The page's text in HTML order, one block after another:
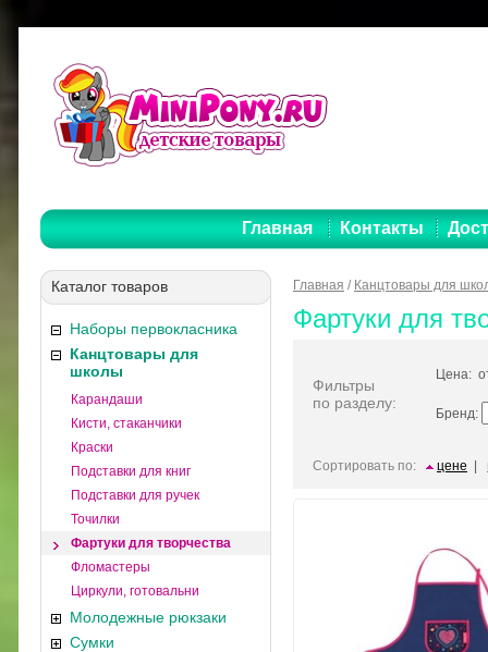
Главная Контакты
Каталог товаров
Наборы первокласника
Канцтовары для
школы
Карандаши
Кисти, стаканчики
Краски
Подставки для книг
Подставки для ручек
Точилки
Фартуки для творчества
Фломастеры
Циркули, готовальни
Молодежные рюкзаки
Сумки
Главная / Канцтовары для
Фартуки для
Фильтры
по разделу:
Цена:
Бренд:
Сортировать по: цене